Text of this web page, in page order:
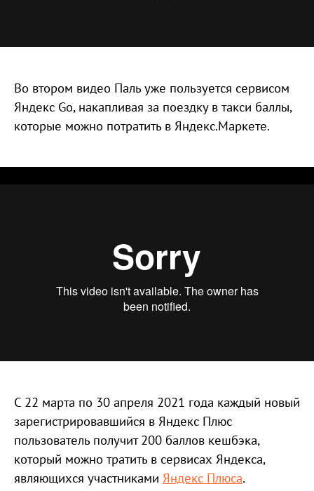
Во втором видео Паль уже пользуется сервисом
Яндекс Go, накапливая за поездку в такси баллы,
которые можно потратить в Яндекс.Маркете.
С 22 марта по 30 апреля 2021 года каждый новый
зарегистрировавшийся в Яндекс Плюс
пользователь получит 200 баллов кешбэка,
который можно тратить в сервисах Яндекса,
являющихся участниками Яндекс Плюса.